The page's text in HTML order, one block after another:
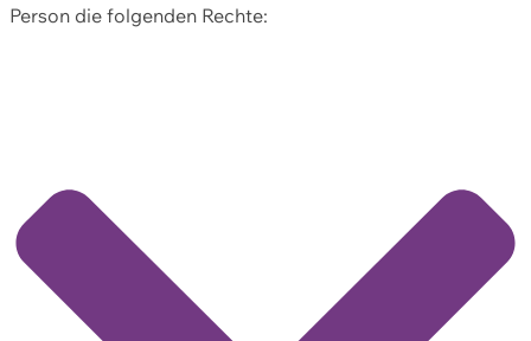
Person die folgenden Rechte: